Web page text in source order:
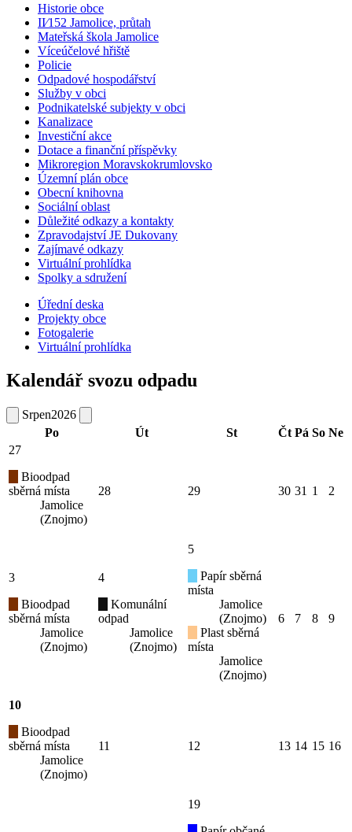
Historie obce
II⁄152 Jamolice, průtah
Mateřská škola Jamolice
Víceúčelové hřiště
Policie
Odpadové hospodářství
Služby v obci
Podnikatelské subjekty v obci
Kanalizace
Investiční akce
Dotace a finanční příspěvky
Mikroregion Moravskokrumlovsko
Územní plán obce
Obecní knihovna
Sociální oblast
Důležité odkazy a kontakty
Zpravodajství JE Dukovany
Zajímavé odkazy
Virtuální prohlídka
Spolky a sdružení
Úřední deska
Projekty obce
Fotogalerie
Virtuální prohlídka
Kalendář svozu odpadu
Srpen2026
Po
Út St Čt Pá So Ne
27
Bioodpad
sběrná místa
Jamolice
(Znojmo)
28 29 30 31 1 2
3
Bioodpad
sběrná místa
Jamolice
(Znojmo)
4
Komunální
odpad
Jamolice
(Znojmo)
5
Papír sběrná
místa
Jamolice
(Znojmo)
Plast sběrná
místa
Jamolice
(Znojmo)
6 7 8 9
10
Bioodpad
sběrná místa
Jamolice
(Znojmo)
11 12 13 14 15 16
19